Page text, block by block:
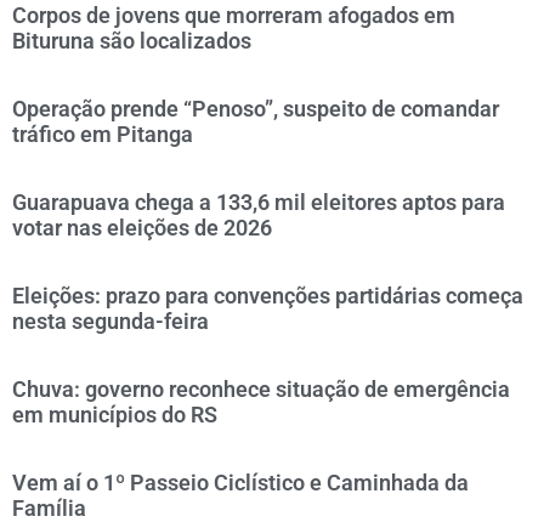
Corpos de jovens que morreram afogados em
Bituruna são localizados
Operação prende “Penoso”, suspeito de comandar
tráfico em Pitanga
Guarapuava chega a 133,6 mil eleitores aptos para
votar nas eleições de 2026
Eleições: prazo para convenções partidárias começa
nesta segunda-feira
Chuva: governo reconhece situação de emergência
em municípios do RS
Vem aí o 1º Passeio Ciclístico e Caminhada da
Família